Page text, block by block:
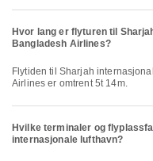
Hvor lang er flyturen til
Bangladesh Airlines?
Flytiden til Sharjah internasjonale lufthavn (SHJ) med Biman Bangladesh
Airlines er omtrent 5t 14m.
Hvilke terminaler og
internasjonale lufthavn?